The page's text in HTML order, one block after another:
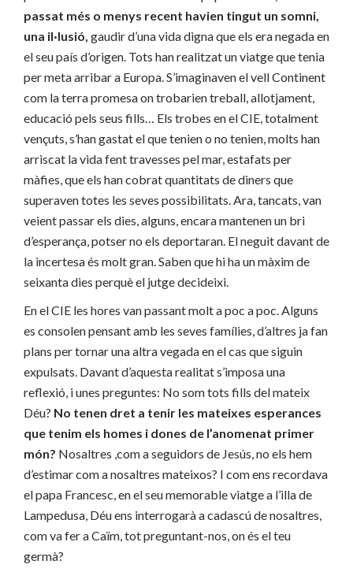
passat més o menys recent havien tingut un somni,
una il·lusió, gaudir d’una vida digna que els era negada en
el seu país d’origen. Tots han realitzat un viatge que tenia
per meta arribar a Europa. S’imaginaven el vell Continent
com la terra promesa on trobarien treball, allotjament,
educació pels seus fills… Els trobes en el CIE, totalment
vençuts, s’han gastat el que tenien o no tenien, molts han
arriscat la vida fent travesses pel mar, estafats per
màfies, que els han cobrat quantitats de diners que
superaven totes les seves possibilitats. Ara, tancats, van
veient passar els dies, alguns, encara mantenen un bri
d’esperança, potser no els deportaran. El neguit davant de
la incertesa és molt gran. Saben que hi ha un màxim de
seixanta dies perquè el jutge decideixi.
En el CIE les hores van passant molt a poc a poc. Alguns
es consolen pensant amb les seves famílies, d’altres ja fan
plans per tornar una altra vegada en el cas que siguin
expulsats. Davant d’aquesta realitat s’imposa una
reflexió, i unes preguntes: No som tots fills del mateix
Déu? No tenen dret a tenir les mateixes esperances
que tenim els homes i dones de l’anomenat primer
món? Nosaltres ,com a seguidors de Jesús, no els hem
d’estimar com a nosaltres mateixos? I com ens recordava
el papa Francesc, en el seu memorable viatge a l’illa de
Lampedusa, Déu ens interrogarà a cadascú de nosaltres,
com va fer a Caïm, tot preguntant-nos, on és el teu
germà?